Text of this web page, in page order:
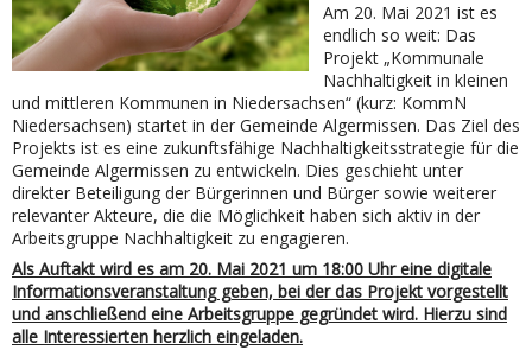
Am 20. Mai 2021 ist es
endlich so weit: Das
Projekt „Kommunale
Nachhaltigkeit in kleinen
und mittleren Kommunen in Niedersachsen“ (kurz: KommN
Niedersachsen) startet in der Gemeinde Algermissen. Das Ziel des
Projekts ist es eine zukunftsfähige Nachhaltigkeitsstrategie für die
Gemeinde Algermissen zu entwickeln. Dies geschieht unter
direkter Beteiligung der Bürgerinnen und Bürger sowie weiterer
relevanter Akteure, die die Möglichkeit haben sich aktiv in der
Arbeitsgruppe Nachhaltigkeit zu engagieren.
Als Auftakt wird es am 20. Mai 2021 um 18:00 Uhr eine digitale
Informationsveranstaltung geben, bei der das Projekt vorgestellt
und anschließend eine Arbeitsgruppe gegründet wird. Hierzu sind
alle Interessierten herzlich eingeladen.